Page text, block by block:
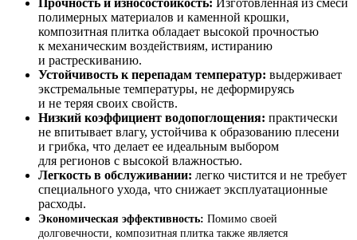
Прочность и износостойкость: Изготовленная из смеси
полимерных материалов и каменной крошки,
композитная плитка обладает высокой прочностью
к механическим воздействиям, истиранию
и растрескиванию.
Устойчивость к перепадам температур: выдерживает
экстремальные температуры, не деформируясь
и не теряя своих свойств.
Низкий коэффициент водопоглощения: практически
не впитывает влагу, устойчива к образованию плесени
и грибка, что делает ее идеальным выбором
для регионов с высокой влажностью.
Легкость в обслуживании: легко чистится и не требует
специального ухода, что снижает эксплуатационные
расходы.
Экономическая эффективность: Помимо своей
долговечности, композитная плитка также является